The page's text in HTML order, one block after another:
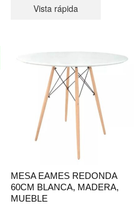
Vista rápida
MESA EAMES REDONDA
60CM BLANCA, MADERA,
MUEBLE